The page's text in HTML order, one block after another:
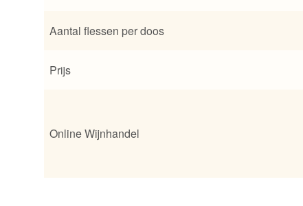
Aantal flessen per doos
Prijs
Online Wijnhandel